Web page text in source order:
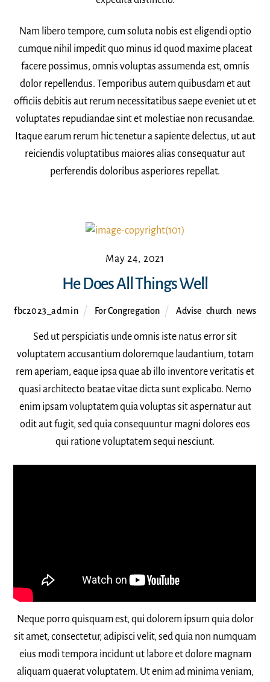
Nam libero tempore, cum soluta nobis est eligendi optio
cumque nihil impedit quo minus id quod maxime placeat
facere possimus, omnis voluptas assumenda est, omnis
dolor repellendus. Temporibus autem quibusdam et aut
officiis debitis aut rerum necessitatibus saepe eveniet ut et
voluptates repudiandae sint et molestiae non recusandae.
Itaque earum rerum hic tenetur a sapiente delectus, ut aut
reiciendis voluptatibus maiores alias consequatur aut
perferendis doloribus asperiores repellat.
May 24, 2021
He Does All Things Well
fbc2023_admin For Congregation Advise ,church news
Sed ut perspiciatis unde omnis iste natus error sit
voluptatem accusantium doloremque laudantium, totam
rem aperiam, eaque ipsa quae ab illo inventore veritatis et
quasi architecto beatae vitae dicta sunt explicabo. Nemo
enim ipsam voluptatem quia voluptas sit aspernatur aut
odit aut fugit, sed quia consequuntur magni dolores eos
qui ratione voluptatem sequi nesciunt.
Neque porro quisquam est, qui dolorem ipsum quia dolor
sit amet, consectetur, adipisci velit, sed quia non numquam
eius modi tempora incidunt ut labore et dolore magnam
aliquam quaerat voluptatem. Ut enim ad minima veniam,